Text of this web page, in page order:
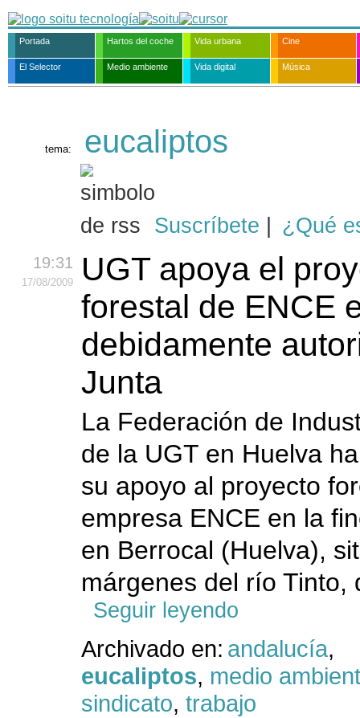
Portada Hartos del coche Vida urbana Cine
El Selector Medio ambiente Vida digital Música
tema: eucaliptos
Suscríbete ¿Qué
19:31
17/08/2009
UGT apoya el
forestal de ENCE
debidamente
Junta
La Federación de
de la UGT en Huelva
su apoyo al proyecto
empresa ENCE en la
en Berrocal (Huelva),
márgenes del río Tinto,
Seguir leyendo
Archivado en: andalucía,
eucaliptos, medio
sindicato, trabajo